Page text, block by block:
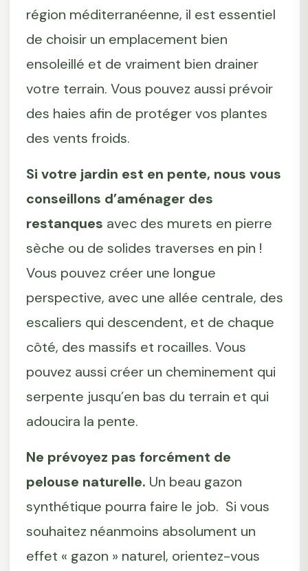
région méditerranéenne, il est essentiel
de choisir un emplacement bien
ensoleillé et de vraiment bien drainer
votre terrain. Vous pouvez aussi prévoir
des haies afin de protéger vos plantes
des vents froids.
Si votre jardin est en pente, nous vous
conseillons d’aménager des
restanques avec des murets en pierre
sèche ou de solides traverses en pin !
Vous pouvez créer une longue
perspective, avec une allée centrale, des
escaliers qui descendent, et de chaque
côté, des massifs et rocailles. Vous
pouvez aussi créer un cheminement qui
serpente jusqu’en bas du terrain et qui
adoucira la pente.
Ne prévoyez pas forcément de
pelouse naturelle. Un beau gazon
synthétique pourra faire le job. Si vous
souhaitez néanmoins absolument un
effet « gazon » naturel, orientez-vous